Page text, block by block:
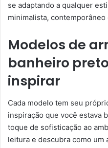
se adaptando a qualquer
minimalista,
Modelos de
banheiro
inspirar
Cada modelo tem seu
inspiração que você estava
toque de sofisticação ao
leitura e descubra como um